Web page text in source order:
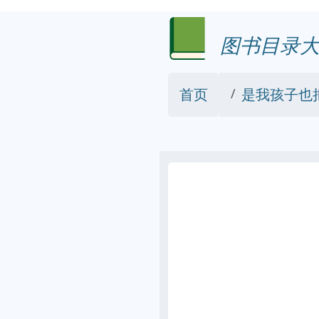
图书目录
首页 是我孩子也